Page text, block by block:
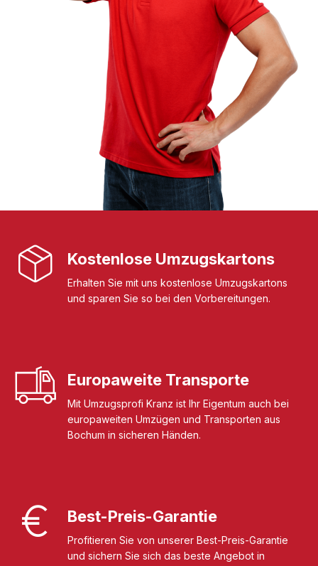
Kostenlose Umzugskartons
Erhalten Sie mit uns kostenlose Umzugskartons
und sparen Sie so bei den Vorbereitungen.
Europaweite Transporte
Mit Umzugsprofi Kranz ist Ihr Eigentum auch bei
europaweiten Umzügen und Transporten aus
Bochum in sicheren Händen.
Best-Preis-Garantie
Profitieren Sie von unserer Best-Preis-Garantie
und sichern Sie sich das beste Angebot in